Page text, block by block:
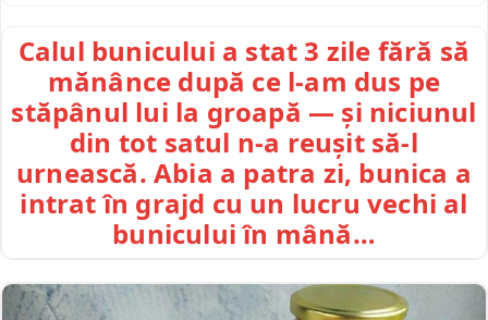
Calul bunicului a stat 3 zile fără să
mănânce după ce l-am dus pe
stăpânul lui la groapă — și niciunul
din tot satul n-a reușit să-l
urnească. Abia a patra zi, bunica a
intrat în grajd cu un lucru vechi al
bunicului în mână…